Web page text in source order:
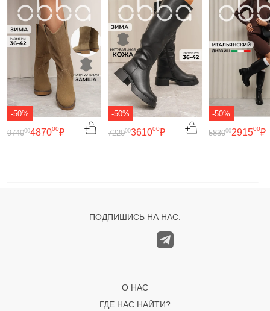
-50%
487000₽
974000
-50%
361000₽
722000
-50%
291500₽
583000
ПОДПИШИСЬ НА НАС:
О НАС
ГДЕ НАС НАЙТИ?